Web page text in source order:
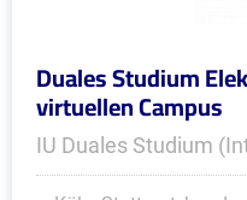
Duales Studium
virtuellen Campus
IU Duales Studium